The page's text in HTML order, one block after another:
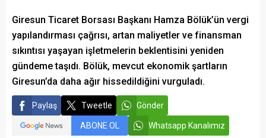
Giresun Ticaret Borsası Başkanı Hamza Bölük’ün vergi
yapılandırması çağrısı, artan maliyetler ve finansman
sıkıntısı yaşayan işletmelerin beklentisini yeniden
gündeme taşıdı. Bölük, mevcut ekonomik şartların
Giresun’da daha ağır hissedildiğini vurguladı.
Paylaş Tweetle Gönder
ABONE OL Whatsapp Kanalımız